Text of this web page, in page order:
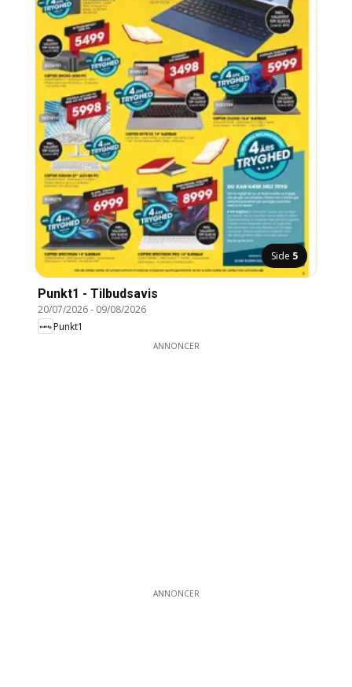
Side 5
Punkt1 - Tilbudsavis
20/07/2026- 09/08/2026
Punkt1
ANNONCER
ANNONCER